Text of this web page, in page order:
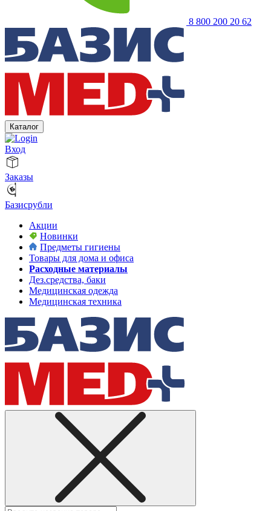
8 800 200 20 62
Каталог
Вход
Заказы
Базисрубли
Акции
Новинки
Предметы гигиены
Товары для дома и офиса
Расходные материалы
Дез.средства, баки
Медицинская одежда
Медицинская техника